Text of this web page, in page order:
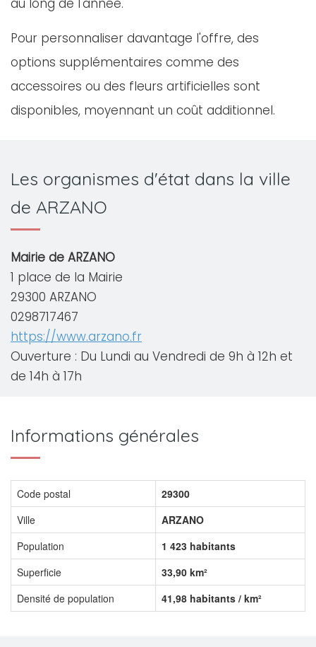
au long de l'année.
Pour personnaliser davantage l'offre, des
options supplémentaires comme des
accessoires ou des fleurs artificielles sont
disponibles, moyennant un coût additionnel.
Les organismes d'état dans la ville
de ARZANO
Mairie de ARZANO
1 place de la Mairie
29300 ARZANO
0298717467
https://www.arzano.fr
Ouverture : Du Lundi au Vendredi de 9h à 12h et
de 14h à 17h
Informations générales
Code postal
29300
Ville
ARZANO
Population
1 423 habitants
Superficie
33,90 km²
Densité de population
41,98 habitants / km²